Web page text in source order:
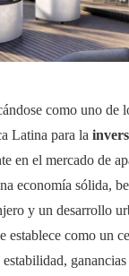
como uno de
Latina para la
en el mercado de
economía sólida,
y un desarrollo
establece como un